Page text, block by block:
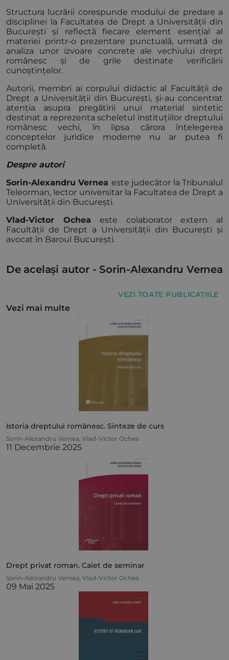
Structura lucrării corespunde modului de predare a
disciplinei la Facultatea de Drept a Universității din
București și reflectă fiecare element esențial al
materiei printr-o prezentare punctuală, urmată de
analiza unor izvoare concrete ale vechiului drept
românesc și de grile destinate verificării
cunoștințelor.
Autorii, membri ai corpului didactic al Facultății de
Drept a Universității din București, și-au concentrat
atenția asupra pregătirii unui material sintetic
destinat a reprezenta scheletul instituțiilor dreptului
românesc vechi, în lipsa cărora înțelegerea
conceptelor juridice moderne nu ar putea fi
completă.
Despre autori
Sorin-Alexandru Vernea este judecător la Tribunalul
Teleorman, lector universitar la Facultatea de Drept a
Universității din București.
Vlad-Victor Ocheaeste colaborator extern al
Facultății de Drept a Universității din București și
avocat în Baroul București.
De același autor - Sorin-Alexandru Vernea
VEZI TOATE PUBLICAȚIILE
Vezi mai multe
Istoria dreptului românesc. Sinteze de curs
Sorin-Alexandru Vernea, Vlad-Victor Ochea
11 Decembrie 2025
Drept privat roman. Caiet de seminar
Sorin-Alexandru Vernea, Vlad-Victor Ochea
09 Mai 2025